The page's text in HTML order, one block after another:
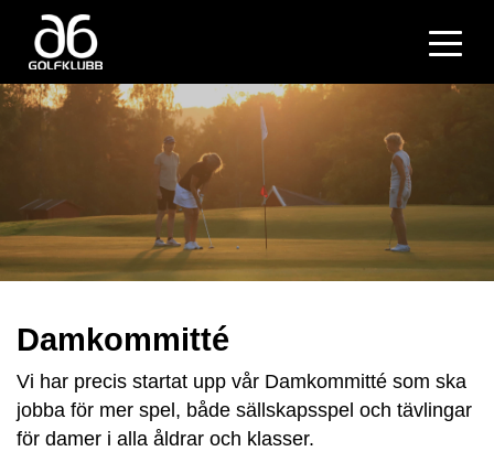
Damkommitté
Vi har precis startat upp vår Damkommitté som ska
jobba för mer spel, både sällskapsspel och tävlingar
för damer i alla åldrar och klasser.